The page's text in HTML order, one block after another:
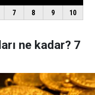
ne kadar? 7